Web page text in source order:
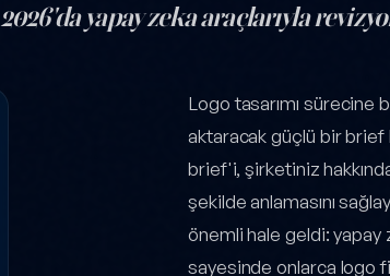
2026'da yapay zeka araçlarıyla
Mükemmel Logo Tasarım Brief'i Nasıl
Logo tasarımı sürecine
aktaracak güçlü bir brief
brief'i, şirketiniz
şekilde anlamasını
önemli hale geldi:
sayesinde onlarca logo